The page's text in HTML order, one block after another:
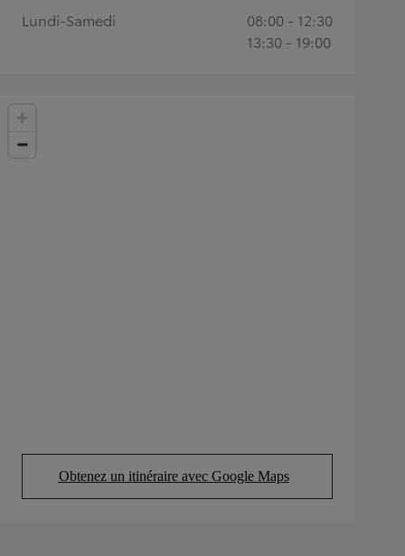
Obtenez un itinéraire avec Google Maps
(Opens in new tab)
Lundi-Samedi
08:00 - 12:30
13:30 - 19:00